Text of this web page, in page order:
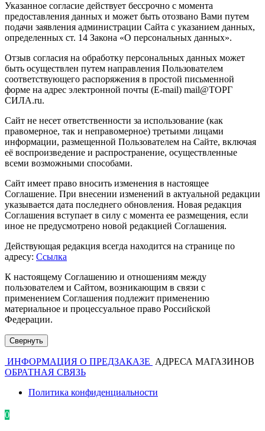
Указанное согласие действует бессрочно с момента
предоставления данных и может быть отозвано Вами путем
подачи заявления администрации Сайта с указанием данных,
определенных ст. 14 Закона «О персональных данных».
Отзыв согласия на обработку персональных данных может
быть осуществлен путем направления Пользователем
соответствующего распоряжения в простой письменной
форме на адрес электронной почты (E-mail) mail@ТОРГ
СИЛА.ru.
Сайт не несет ответственности за использование (как
правомерное, так и неправомерное) третьими лицами
информации, размещенной Пользователем на Сайте, включая
её воспроизведение и распространение, осуществленные
всеми возможными способами.
Сайт имеет право вносить изменения в настоящее
Соглашение. При внесении изменений в актуальной редакции
указывается дата последнего обновления. Новая редакция
Соглашения вступает в силу с момента ее размещения, если
иное не предусмотрено новой редакцией Соглашения.
Действующая редакция всегда находится на странице по
адресу: Ссылка
К настоящему Соглашению и отношениям между
пользователем и Сайтом, возникающим в связи с
применением Соглашения подлежит применению
материальное и процессуальное право Российской
Федерации.
Свернуть
ИНФОРМАЦИЯ О ПРЕДЗАКАЗЕ АДРЕСА МАГАЗИНОВ
ОБРАТНАЯ СВЯЗЬ
Политика конфиденциальности
0